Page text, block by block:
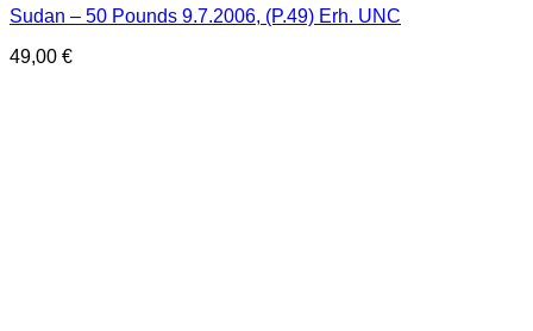
Sudan – 50 Pounds 9.7.2006, (P.49) Erh. UNC
49,00 €